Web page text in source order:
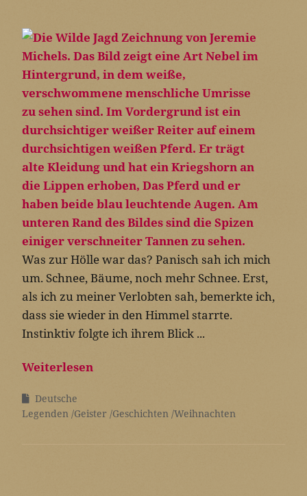
Was zur Hölle war das? Panisch sah ich mich
um. Schnee, Bäume, noch mehr Schnee. Erst,
als ich zu meiner Verlobten sah, bemerkte ich,
dass sie wieder in den Himmel starrte.
Instinktiv folgte ich ihrem Blick ...
Weiterlesen
Deutsche
Legenden Geister Geschichten Weihnachten